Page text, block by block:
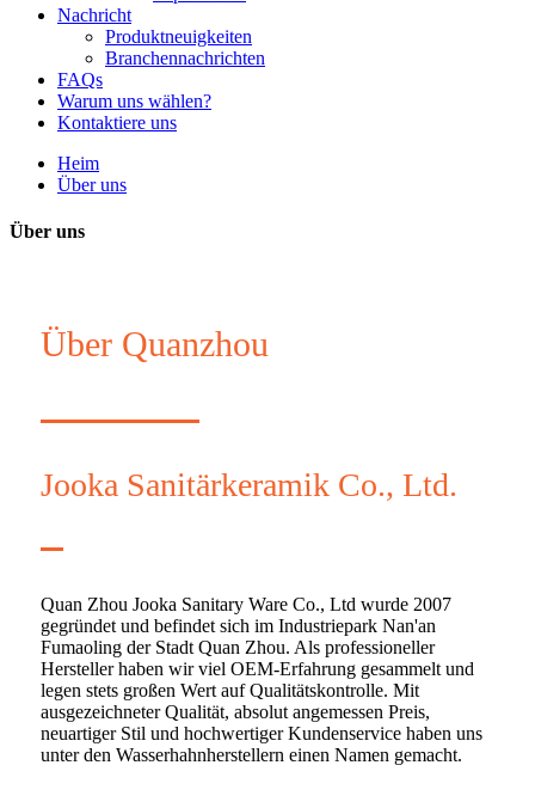
Nachricht
Produktneuigkeiten
Branchennachrichten
FAQs
Warum uns wählen?
Kontaktiere uns
Heim
Über uns
Über uns
Über Quanzhou
Jooka Sanitärkeramik Co., Ltd.
Quan Zhou Jooka Sanitary Ware Co., Ltd wurde 2007
gegründet und befindet sich im Industriepark Nan'an
Fumaoling der Stadt Quan Zhou. Als professioneller
Hersteller haben wir viel OEM-Erfahrung gesammelt und
legen stets großen Wert auf Qualitätskontrolle. Mit
ausgezeichneter Qualität, absolut angemessen Preis,
neuartiger Stil und hochwertiger Kundenservice haben uns
unter den Wasserhahnherstellern einen Namen gemacht.